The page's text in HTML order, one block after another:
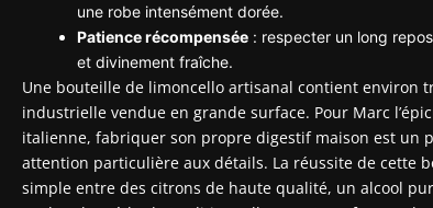
une robe intensément dorée.
Patience récompensée : respecter un long
et divinement fraîche.
Une bouteille de limoncello artisanal contient environ
industrielle vendue en grande surface. Pour Marc
italienne, fabriquer son propre digestif maison est un
attention particulière aux détails. La réussite de cette
simple entre des citrons de haute qualité, un alcool